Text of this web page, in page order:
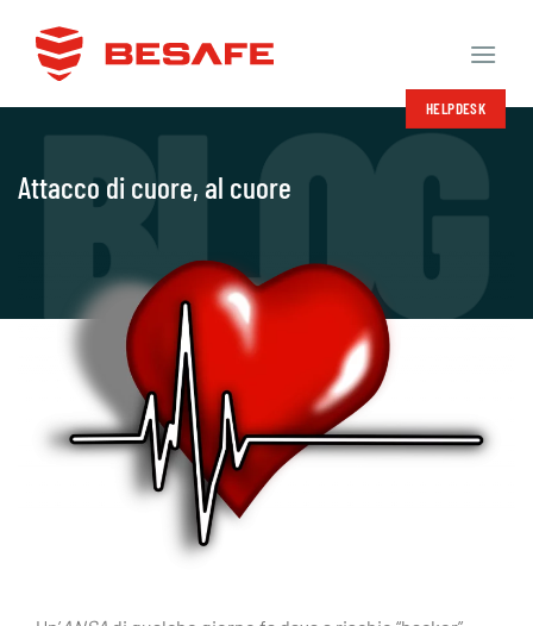
contenuti
HELPDESK
Attacco di cuore, al cuore